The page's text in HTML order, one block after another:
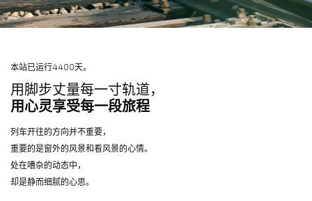
本站已运行4400天。
用脚步丈量每一寸轨道，
用心灵享受每一段旅程
列车开往的方向并不重要，
重要的是窗外的风景和看风景的心情。
处在嘈杂的动态中，
却是静而细腻的心思。